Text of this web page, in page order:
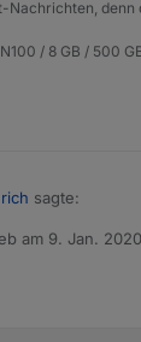
denn
/ 8 GB / 500
sagte:
am 9. Jan.
editiert von